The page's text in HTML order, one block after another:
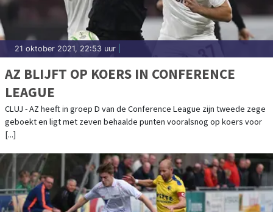
21 oktober 2021, 22:53 uur
AZ BLIJFT OP KOERS IN CONFERENCE
LEAGUE
CLUJ - AZ heeft in groep D van de Conference League zijn tweede zege
geboekt en ligt met zeven behaalde punten vooralsnog op koers voor
[...]